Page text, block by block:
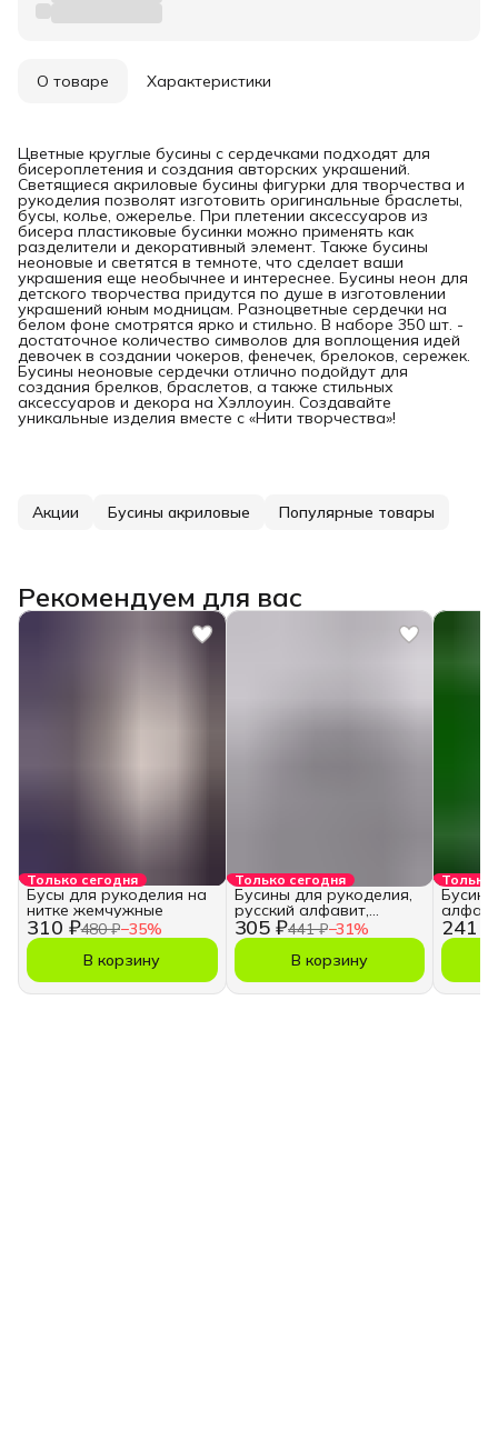
О товаре Характеристики
Цветные круглые бусины с сердечками подходят для
бисероплетения и создания авторских украшений.
Светящиеся акриловые бусины фигурки для творчества и
рукоделия позволят изготовить оригинальные браслеты,
бусы, колье, ожерелье. При плетении аксессуаров из
бисера пластиковые бусинки можно применять как
разделители и декоративный элемент. Также бусины
неоновые и светятся в темноте, что сделает ваши
украшения еще необычнее и интереснее. Бусины неон для
детского творчества придутся по душе в изготовлении
украшений юным модницам. Разноцветные сердечки на
белом фоне смотрятся ярко и стильно. В наборе 350 шт. -
достаточное количество символов для воплощения идей
девочек в создании чокеров, фенечек, брелоков, сережек.
Бусины неоновые сердечки отлично подойдут для
создания брелков, браслетов, а также стильных
аксессуаров и декора на Хэллоуин. Создавайте
уникальные изделия вместе с «Нити творчества»!
Акции Бусины акриловые Популярные товары
Рекомендуем для вас
Только сегодня
310 ₽480 ₽−35%
Бусы для рукоделия на
нитке жемчужные
В корзину
Только сегодня
305 ₽441 ₽−31%
Бусины для рукоделия,
русский алфавит,
кубики
В корзину
Только
241 ₽